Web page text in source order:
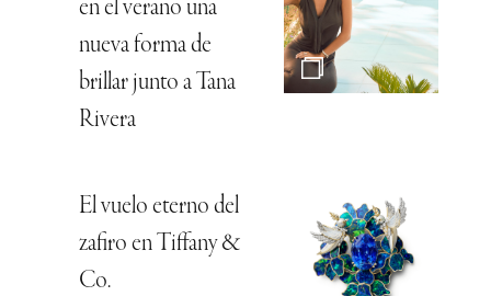
en el verano una
nueva forma de
brillar junto a Tana
Rivera
El vuelo eterno del
zafiro en Tiffany &
Co.